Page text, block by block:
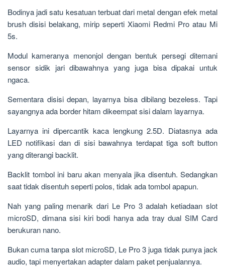
Bodinya jadi satu kesatuan terbuat dari metal dengan efek metal
brush disisi belakang, mirip seperti Xiaomi Redmi Pro atau Mi
5s.
Modul kameranya menonjol dengan bentuk persegi ditemani
sensor sidik jari dibawahnya yang juga bisa dipakai untuk
ngaca.
Sementara disisi depan, layarnya bisa dibilang bezeless. Tapi
sayangnya ada border hitam dikeempat sisi dalam layarnya.
Layarnya ini dipercantik kaca lengkung 2.5D. Diatasnya ada
LED notifikasi dan di sisi bawahnya terdapat tiga soft button
yang diterangi backlit.
Backlit tombol ini baru akan menyala jika disentuh. Sedangkan
saat tidak disentuh seperti polos, tidak ada tombol apapun.
Nah yang paling menarik dari Le Pro 3 adalah ketiadaan slot
microSD, dimana sisi kiri bodi hanya ada tray dual SIM Card
berukuran nano.
Bukan cuma tanpa slot microSD, Le Pro 3 juga tidak punya jack
audio, tapi menyertakan adapter dalam paket penjualannya.